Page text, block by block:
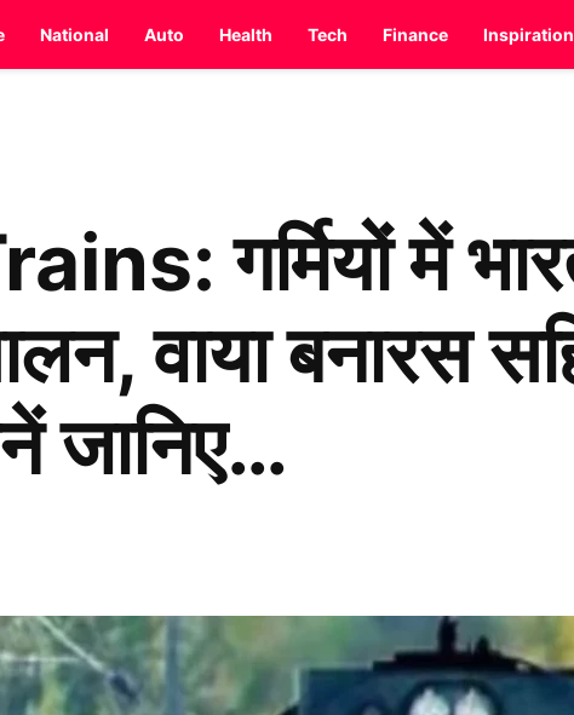
National Auto Health Tech Finance Inspiration
गर्मियों में
वाया बनारस
जानिए…